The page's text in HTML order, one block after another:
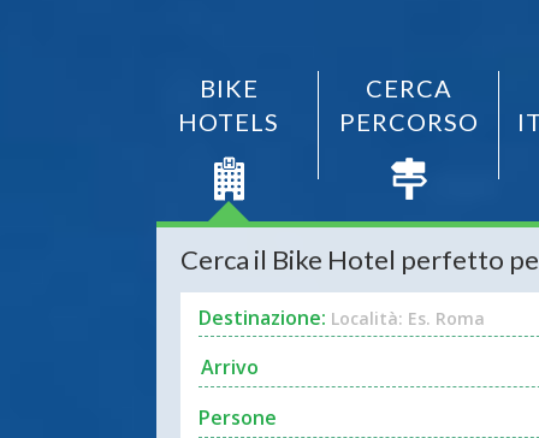
BIKE
HOTELS
CERCA
PERCORSO
Cerca il Bike Hotel perfetto
Destinazione: Località: Es. Roma
Persone